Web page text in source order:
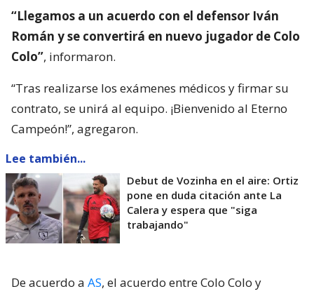
“Llegamos a un acuerdo con el defensor Iván
Román y se convertirá en nuevo jugador de Colo
Colo”, informaron.
“Tras realizarse los exámenes médicos y firmar su
contrato, se unirá al equipo. ¡Bienvenido al Eterno
Campeón!”, agregaron.
Lee también...
Debut de Vozinha en el aire: Ortiz
pone en duda citación ante La
Calera y espera que "siga
trabajando"
De acuerdo a AS, el acuerdo entre Colo Colo y